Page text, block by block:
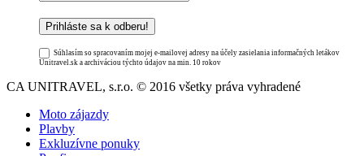
Súhlasím so spracovaním mojej e-mailovej adresy na účely zasielania informačných letákov
Unitravel.sk a archiváciou týchto údajov na min. 10 rokov
CA UNITRAVEL, s.r.o. © 2016 všetky práva vyhradené
Moto zájazdy
Plavby
Exkluzívne ponuky